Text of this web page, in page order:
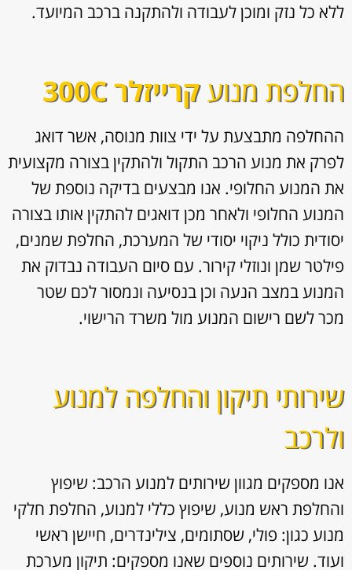
ללא כל נזק ומוכן לעבודה ולהתקנה ברכב המיועד.
החלפת מנועקרייזלר 300C
ההחלפה מתבצעת על ידי צוות מנוסה, אשר דואג
לפרק את מנוע הרכב התקול ולהתקין בצורה מקצועית
את המנוע החלופי. אנו מבצעים בדיקה נוספת של
המנוע החלופי ולאחר מכן דואגים להתקין אותו בצורה
יסודית כולל ניקוי יסודי של המערכת, החלפת שמנים,
פילטר שמן ונוזלי קירור. עם סיום העבודה נבדוק את
המנוע במצב הנעה וכן בנסיעה ונמסור לכם שטר
מכר לשם רישום המנוע מול משרד הרישוי.
שירותי תיקון והחלפה למנוע
ולרכב
אנו מספקים מגוון שירותים למנוע הרכב: שיפוץ
והחלפת ראש מנוע, שיפוץ כללי למנוע, החלפת חלקי
מנוע כגון: פולי, שסתומים, צילינדרים, חיישן ראשי
ועוד. שירותים נוספים שאנו מספקים: תיקון מערכת